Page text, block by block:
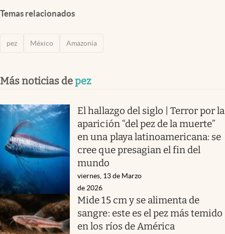
Temas relacionados
pez México Amazonía
Más noticias depez
El hallazgo del siglo | Terror por la
aparición “del pez de la muerte”
en una playa latinoamericana: se
cree que presagian el fin del
mundo
viernes, 13 de Marzo
de 2026
Mide 15 cm y se alimenta de
sangre: este es el pez más temido
en los ríos de América